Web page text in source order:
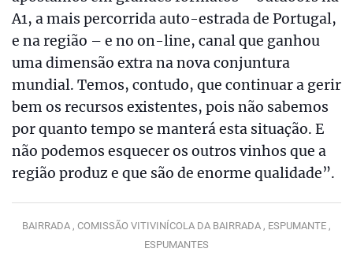
A1, a mais percorrida auto-estrada de Portugal,
e na região – e no on-line, canal que ganhou
uma dimensão extra na nova conjuntura
mundial. Temos, contudo, que continuar a gerir
bem os recursos existentes, pois não sabemos
por quanto tempo se manterá esta situação. E
não podemos esquecer os outros vinhos que a
região produz e que são de enorme qualidade”.
BAIRRADA , COMISSÃO VITIVINÍCOLA DA BAIRRADA , ESPUMANTE ,
ESPUMANTES